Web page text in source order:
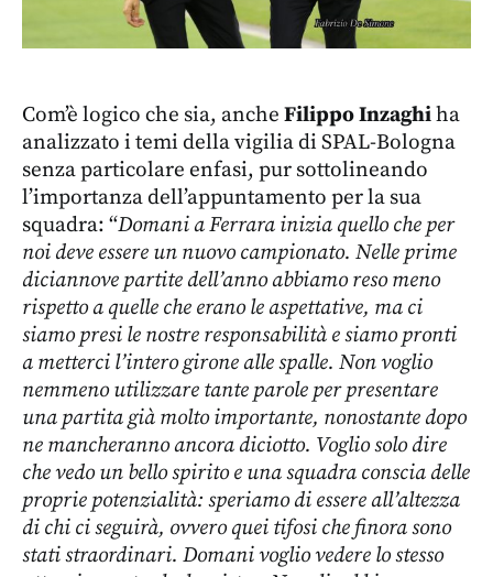
Com’è logico che sia, anche Filippo Inzaghiha
analizzato i temi della vigilia di SPAL-Bologna
senza particolare enfasi, pur sottolineando
l’importanza dell’appuntamento per la sua
squadra: “Domani a Ferrara inizia quello che per
noi deve essere un nuovo campionato. Nelle prime
diciannove partite dell’anno abbiamo reso meno
rispetto a quelle che erano le aspettative, ma ci
siamo presi le nostre responsabilità e siamo pronti
a metterci l’intero girone alle spalle. Non voglio
nemmeno utilizzare tante parole per presentare
una partita già molto importante, nonostante dopo
ne mancheranno ancora diciotto. Voglio solo dire
che vedo un bello spirito e una squadra conscia delle
proprie potenzialità: speriamo di essere all’altezza
di chi ci seguirà, ovvero quei tifosi che finora sono
stati straordinari. Domani voglio vedere lo stesso